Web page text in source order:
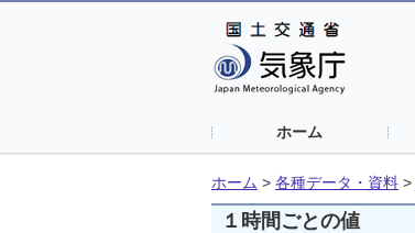
ホーム
ホーム > 各種データ・資料 >
１時間ごとの値